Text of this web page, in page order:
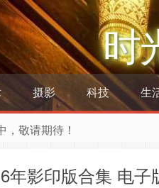
时
摄影 科技 生
敬请期待！
年影印版合集 电子